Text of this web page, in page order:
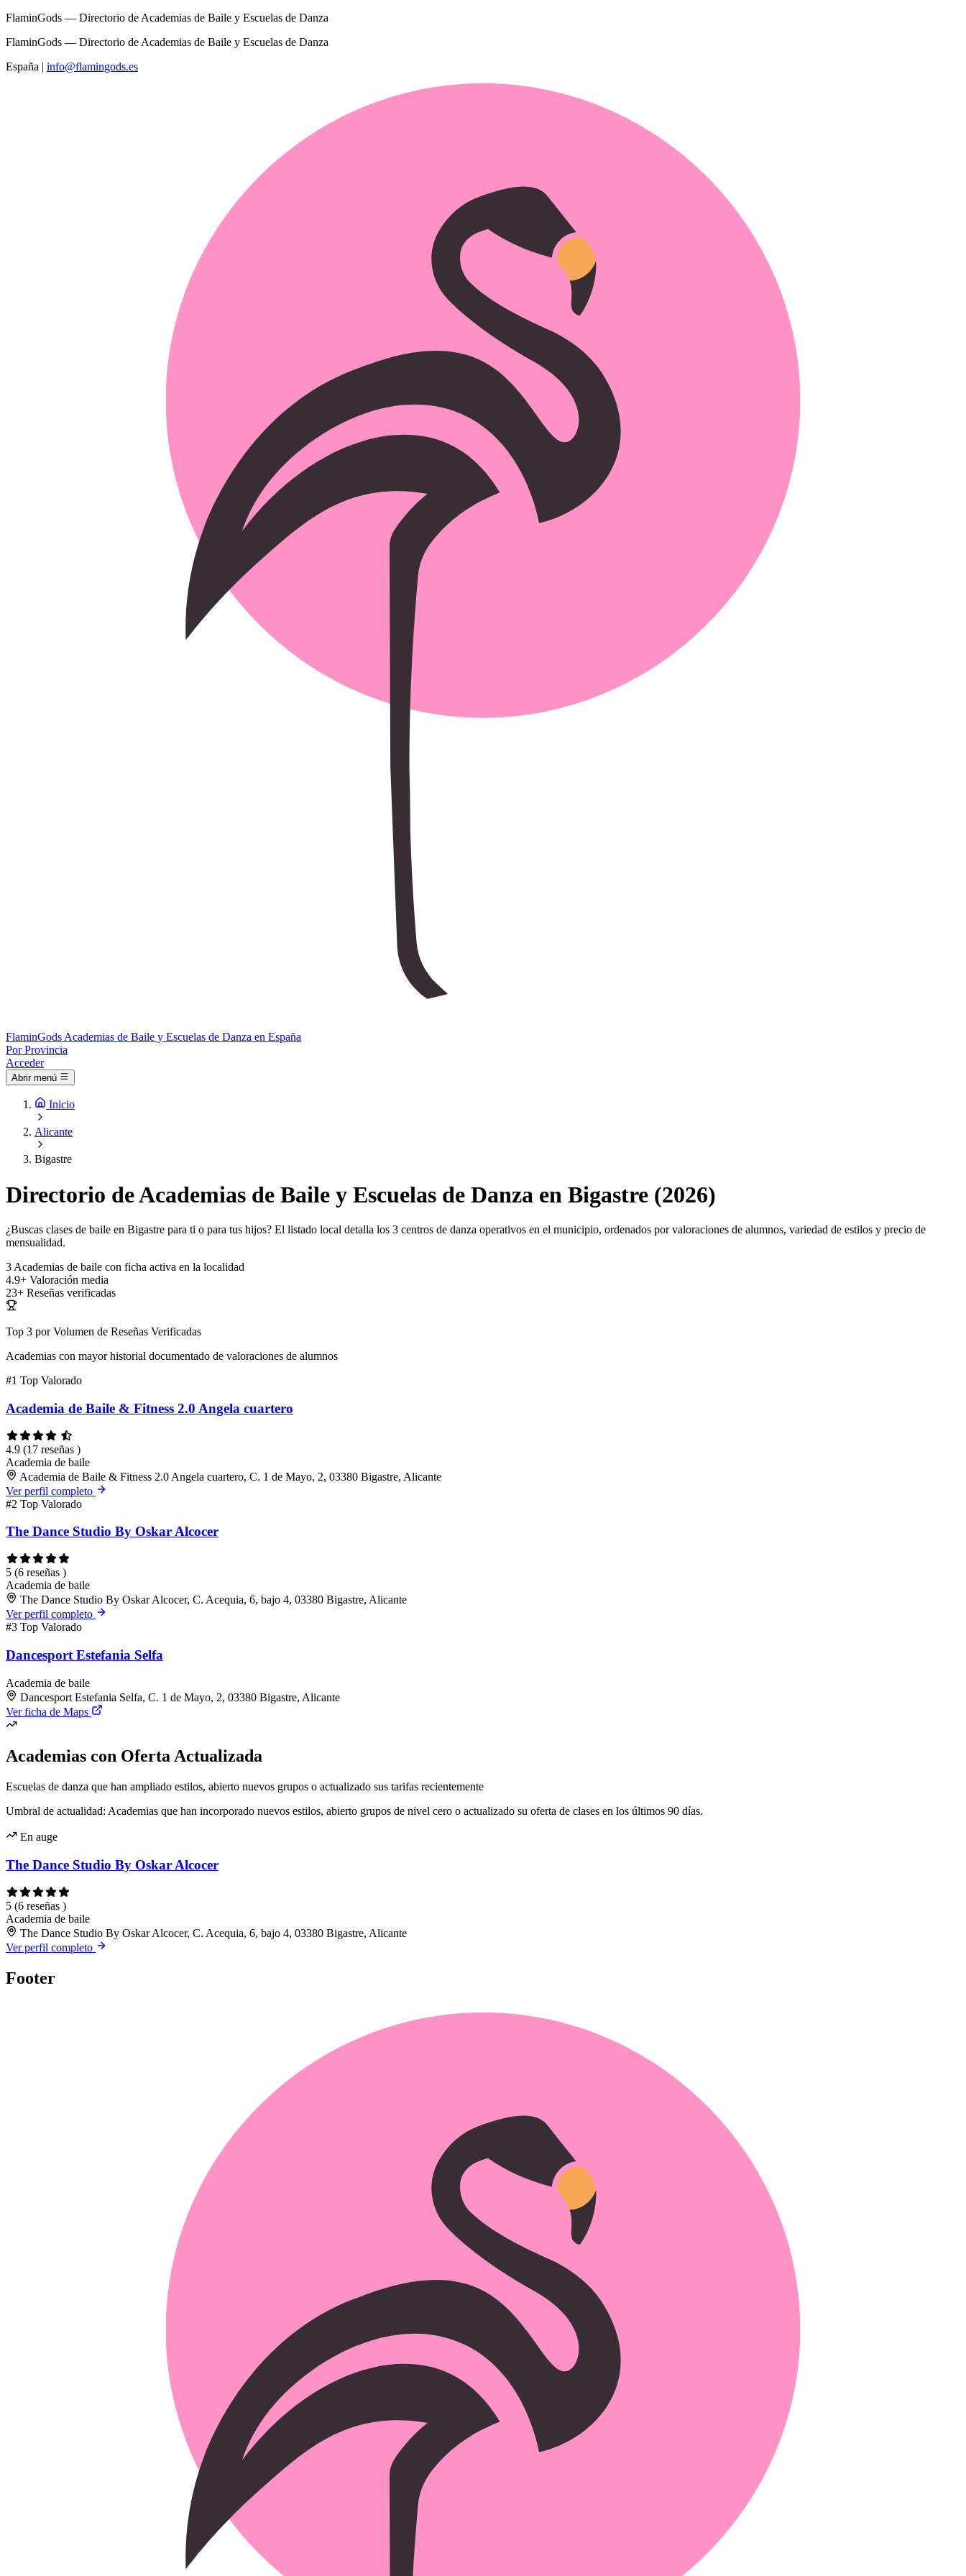
FlaminGods — Directorio de Academias de Baile y Escuelas de Danza
FlaminGods — Directorio de Academias de Baile y Escuelas de Danza
España | info@flamingods.es
FlaminGods Academias de Baile y Escuelas de Danza en España
Por Provincia
Acceder
Abrir menú
Inicio
Alicante
Bigastre
Directorio de Academias de Baile y Escuelas de Danza en Bigastre (2026)
¿Buscas clases de baile en Bigastre para ti o para tus hijos? El listado local detalla los 3 centros de danza operativos en el municipio, ordenados por valoraciones de alumnos, variedad de estilos y precio de
mensualidad.
3 Academias de baile con ficha activa en la localidad
4.9+ Valoración media
23+ Reseñas verificadas
Top 3 por Volumen de Reseñas Verificadas
Academias con mayor historial documentado de valoraciones de alumnos
#1 Top Valorado
Academia de Baile & Fitness 2.0 Angela cuartero
4.9 (17 reseñas )
Academia de baile
Academia de Baile & Fitness 2.0 Angela cuartero, C. 1 de Mayo, 2, 03380 Bigastre, Alicante
Ver perfil completo
#2 Top Valorado
The Dance Studio By Oskar Alcocer
5 (6 reseñas )
Academia de baile
The Dance Studio By Oskar Alcocer, C. Acequia, 6, bajo 4, 03380 Bigastre, Alicante
Ver perfil completo
#3 Top Valorado
Dancesport Estefania Selfa
Academia de baile
Dancesport Estefania Selfa, C. 1 de Mayo, 2, 03380 Bigastre, Alicante
Ver ficha de Maps
Academias con Oferta Actualizada
Escuelas de danza que han ampliado estilos, abierto nuevos grupos o actualizado sus tarifas recientemente
Umbral de actualidad: Academias que han incorporado nuevos estilos, abierto grupos de nivel cero o actualizado su oferta de clases en los últimos 90 días.
En auge
The Dance Studio By Oskar Alcocer
5 (6 reseñas )
Academia de baile
The Dance Studio By Oskar Alcocer, C. Acequia, 6, bajo 4, 03380 Bigastre, Alicante
Ver perfil completo
Footer